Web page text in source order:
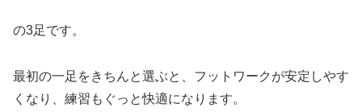
の3足です。
最初の一足をきちんと選ぶと、フットワークが安定しやす
くなり、練習もぐっと快適になります。